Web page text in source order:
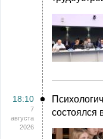
18:10
7
августа
2026